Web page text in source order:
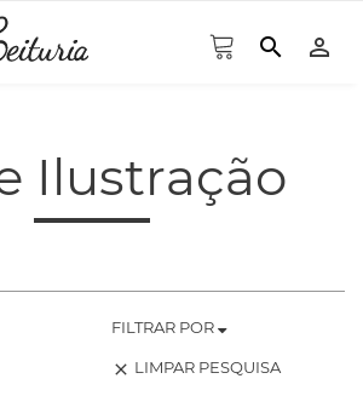
search person_outline
Ilustração
FILTRAR POR
clear LIMPAR PESQUISA